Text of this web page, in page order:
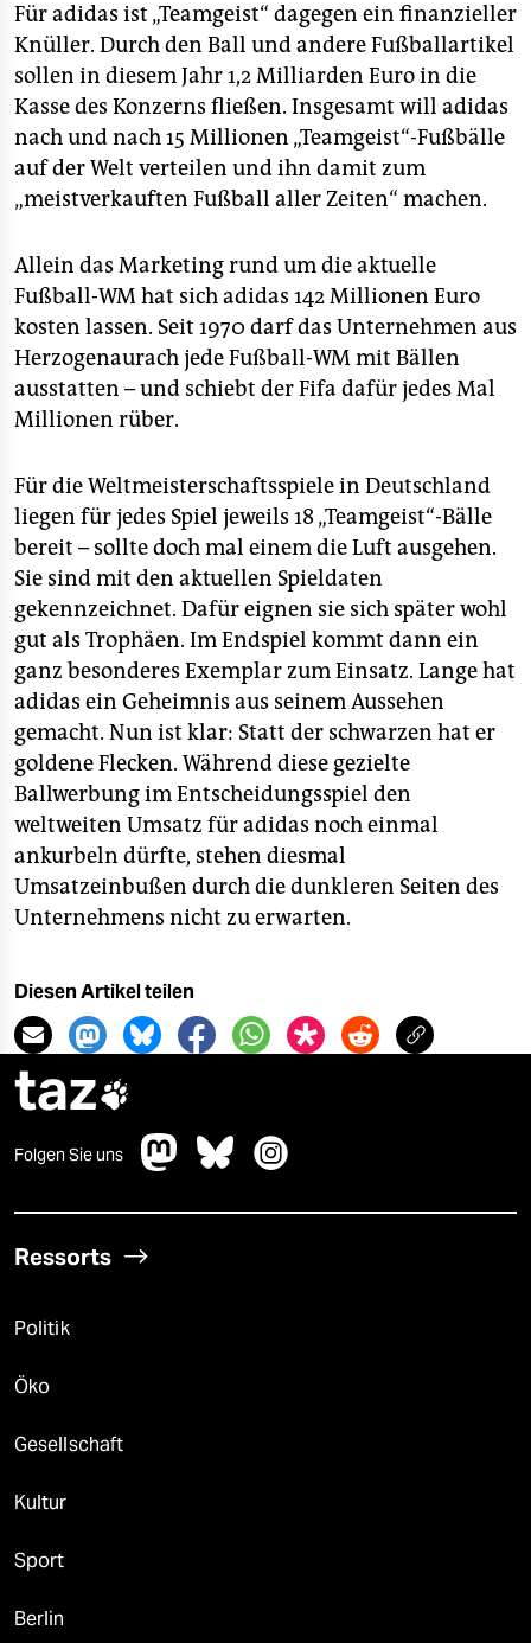
Für adidas ist „Teamgeist“ dagegen ein finanzieller
Knüller. Durch den Ball und andere Fußballartikel
sollen in diesem Jahr 1,2 Milliarden Euro in die
Kasse des Konzerns fließen. Insgesamt will adidas
nach und nach 15 Millionen „Teamgeist“-Fußbälle
auf der Welt verteilen und ihn damit zum
„meistverkauften Fußball aller Zeiten“ machen.
Allein das Marketing rund um die aktuelle
Fußball-WM hat sich adidas 142 Millionen Euro
kosten lassen. Seit 1970 darf das Unternehmen aus
Herzogenaurach jede Fußball-WM mit Bällen
ausstatten – und schiebt der Fifa dafür jedes Mal
Millionen rüber.
Für die Weltmeisterschaftsspiele in Deutschland
liegen für jedes Spiel jeweils 18 „Teamgeist“-Bälle
bereit – sollte doch mal einem die Luft ausgehen.
Sie sind mit den aktuellen Spieldaten
gekennzeichnet. Dafür eignen sie sich später wohl
gut als Trophäen. Im Endspiel kommt dann ein
ganz besonderes Exemplar zum Einsatz. Lange hat
adidas ein Geheimnis aus seinem Aussehen
gemacht. Nun ist klar: Statt der schwarzen hat er
goldene Flecken. Während diese gezielte
Ballwerbung im Entscheidungsspiel den
weltweiten Umsatz für adidas noch einmal
ankurbeln dürfte, stehen diesmal
Umsatzeinbußen durch die dunkleren Seiten des
Unternehmens nicht zu erwarten.
Diesen Artikel teilen
taz
Folgen Sie uns
Ressorts
Politik
Öko
Gesellschaft
Kultur
Sport
Berlin